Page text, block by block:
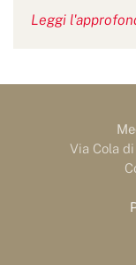
Leggi
Via Cola di